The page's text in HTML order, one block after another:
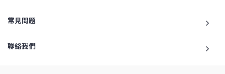
常見問題
聯絡我們